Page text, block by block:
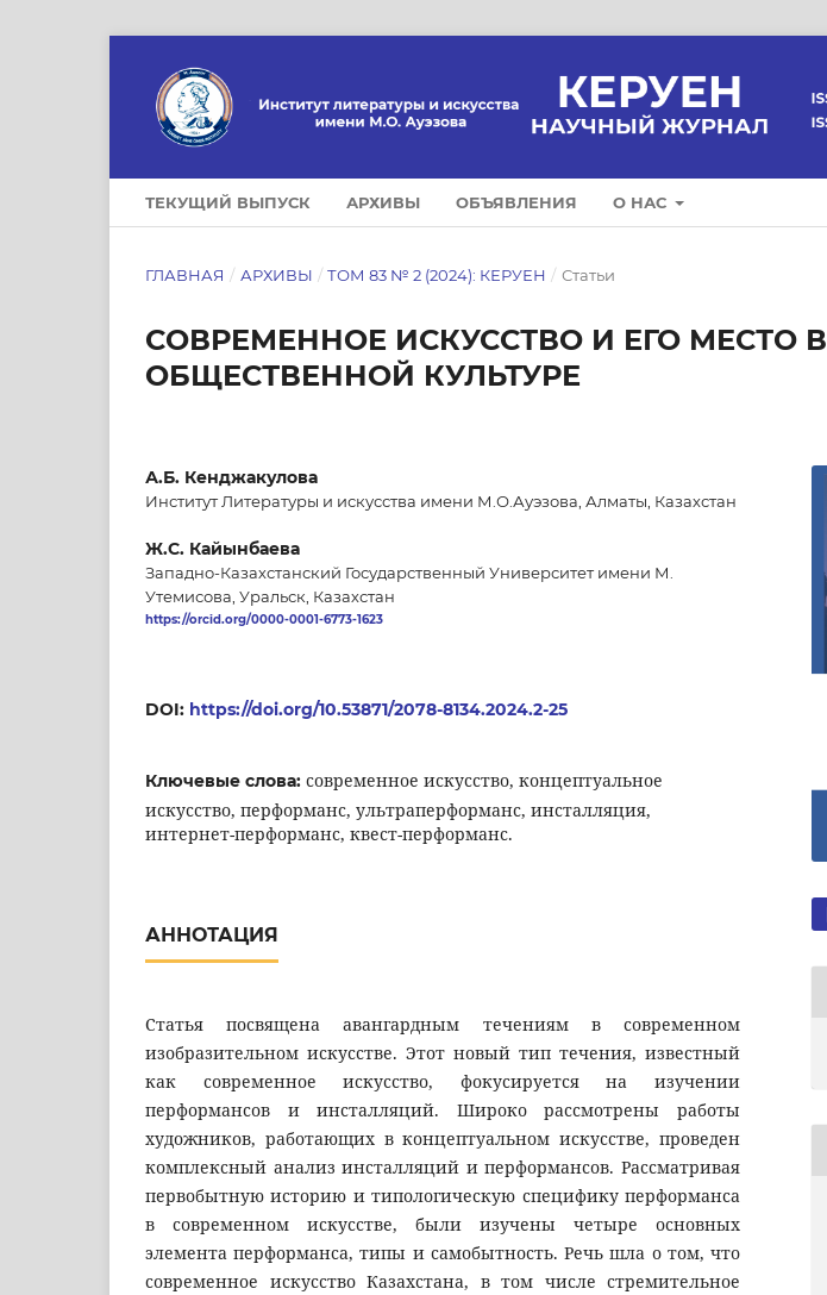
ТЕКУЩИЙ ВЫПУСК АРХИВЫ ОБЪЯВЛЕНИЯ О НАС
ГЛАВНАЯ / АРХИВЫ / ТОМ 83 № 2 (2024): КЕРУЕН / Статьи
СОВРЕМЕННОЕ ИСКУССТВО И ЕГО МЕСТО В
ОБЩЕСТВЕННОЙ КУЛЬТУРЕ
А.Б. Кенджакулова
Институт Литературы и искусства имени М.О.Ауэзова, Алматы, Казахстан
Ж.С. Кайынбаева
Западно-Казахстанский Государственный Университет имени М.
Утемисова, Уральск, Казахстан
https://orcid.org/0000-0001-6773-1623
DOI: https://doi.org/10.53871/2078-8134.2024.2-25
Ключевые слова: современное искусство, концептуальное
искусство, перформанс, ультраперформанс, инсталляция,
интернет-перформанс, квест-перформанс.
АННОТАЦИЯ
Статья посвящена авангардным течениям в современном
изобразительном искусстве. Этот новый тип течения, известный
как современное искусство, фокусируется на изучении
перформансов и инсталляций. Широко рассмотрены работы
художников, работающих в концептуальном искусстве, проведен
комплексный анализ инсталляций и перформансов. Рассматривая
первобытную историю и типологическую специфику перформанса
в современном искусстве, были изучены четыре основных
элемента перформанса, типы и самобытность. Речь шла о том, что
современное искусство Казахстана, в том числе стремительное